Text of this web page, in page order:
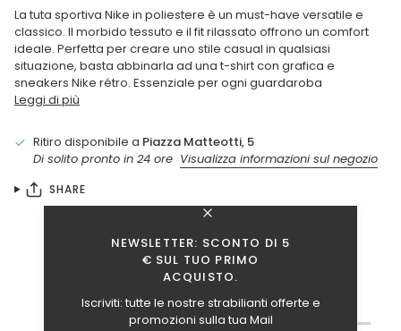
NEWSLETTER: SCONTO DI 5
€ SUL TUO PRIMO
ACQUISTO.
Iscriviti: tutte le nostre strabilianti offerte e
promozioni sulla tua Mail
La tuta sportiva Nike in poliestere è un must-have versatile e
classico. Il morbido tessuto e il fit rilassato offrono un comfort
ideale. Perfetta per creare uno stile casual in qualsiasi
situazione, basta abbinarla ad una t-shirt con grafica e
sneakers Nike rétro. Essenziale per ogni guardaroba
Leggi di più
Ritiro disponibile a Piazza Matteotti, 5
Di solito pronto in 24 ore Visualizza informazioni sul negozio
SHARE
TI INTERESSANO ANCHE QUESTI ARTICOLI?